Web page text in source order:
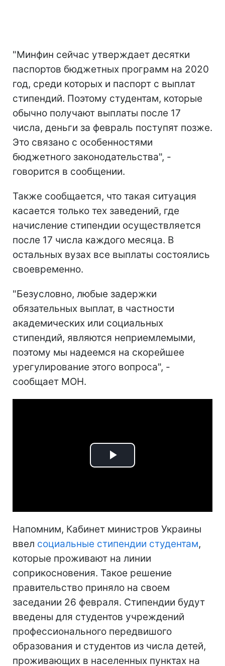
"Минфин сейчас утверждает десятки
паспортов бюджетных программ на 2020
год, среди которых и паспорт с выплат
стипендий. Поэтому студентам, которые
обычно получают выплаты после 17
числа, деньги за февраль поступят позже.
Это связано с особенностями
бюджетного законодательства", -
говорится в сообщении.
Также сообщается, что такая ситуация
касается только тех заведений, где
начисление стипендии осуществляется
после 17 числа каждого месяца. В
остальных вузах все выплаты состоялись
своевременно.
"Безусловно, любые задержки
обязательных выплат, в частности
академических или социальных
стипендий, являются неприемлемыми,
поэтому мы надеемся на скорейшее
урегулирование этого вопроса", -
сообщает МОН.
Play
Напомним, Кабинет министров Украины
ввел социальные стипендии студентам,
которые проживают на линии
соприкосновения. Такое решение
правительство приняло на своем
заседании 26 февраля. Стипендии будут
введены для студентов учреждений
профессионального передвишого
образования и студентов из числа детей,
проживающих в населенных пунктах на